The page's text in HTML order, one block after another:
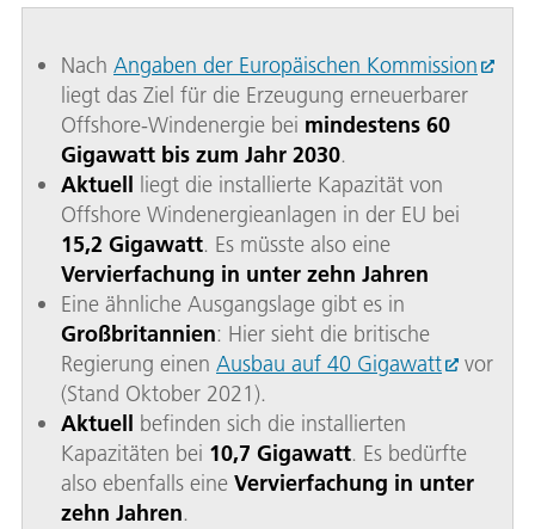
Nach Angaben der Europäischen Kommission
liegt das Ziel für die Erzeugung erneuerbarer
Offshore-Windenergie bei mindestens 60
Gigawatt bis zum Jahr 2030.
Aktuell liegt die installierte Kapazität von
Offshore Windenergieanlagen in der EU bei
15,2 Gigawatt. Es müsste also eine
Vervierfachung in unter zehn Jahren
Eine ähnliche Ausgangslage gibt es in
Großbritannien: Hier sieht die britische
Regierung einen Ausbau auf 40 Gigawatt
vor
(Stand Oktober 2021).
Aktuell befinden sich die installierten
Kapazitäten bei 10,7 Gigawatt. Es bedürfte
also ebenfalls eine Vervierfachung in unter
zehn Jahren.